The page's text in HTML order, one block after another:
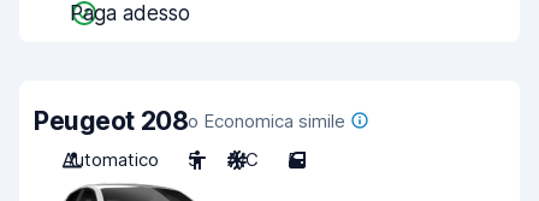
Paga adesso
Peugeot 208o Economica simile
Automatico
5 A/C 5